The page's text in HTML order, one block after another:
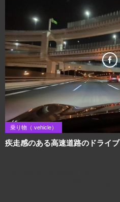
乗り物（ vehicle）
疾走感のある高速道路のドライブ